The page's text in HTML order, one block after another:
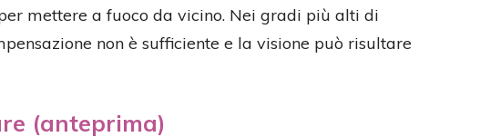
mettere a fuoco da vicino. Nei gradi più alti di
non è sufficiente e la visione può risultare
(anteprima)